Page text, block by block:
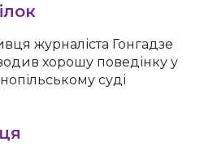
журналіста Гонгадзе
хорошу поведінку у
суді